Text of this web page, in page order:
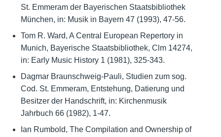
St. Emmeram der Bayerischen Staatsbibliothek
München, in: Musik in Bayern 47 (1993), 47-56.
Tom R. Ward, A Central European Repertory in
Munich, Bayerische Staatsbibliothek, Clm 14274,
in: Early Music History 1 (1981), 325-343.
Dagmar Braunschweig-Pauli, Studien zum sog.
Cod. St. Emmeram, Entstehung, Datierung und
Besitzer der Handschrift, in: Kirchenmusik
Jahrbuch 66 (1982), 1-47.
Ian Rumbold, The Compilation and Ownership of